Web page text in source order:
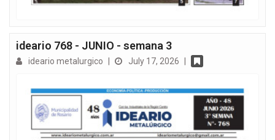
ideario 768 - JUNIO - semana 3
ideario metalurgico July 17, 2026